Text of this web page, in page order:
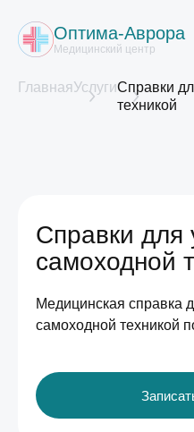
Оптима-Аврора
Медицинский центр
ГлавнаяУслугиСправки
техникой
Справки для
самоходной
Медицинская справка
самоходной техникой